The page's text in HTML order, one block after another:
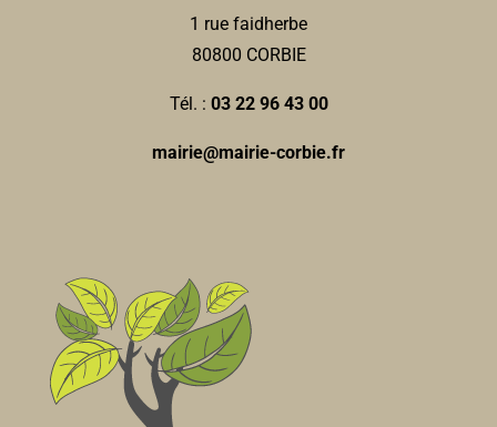
1 rue faidherbe
80800 CORBIE
Tél. : 03 22 96 43 00
mairie@mairie-corbie.fr